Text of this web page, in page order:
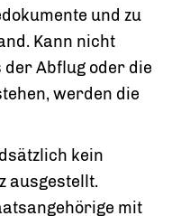
und zu
Kann nicht
Abflug oder die
werden die
kein
ausgestellt.
mit